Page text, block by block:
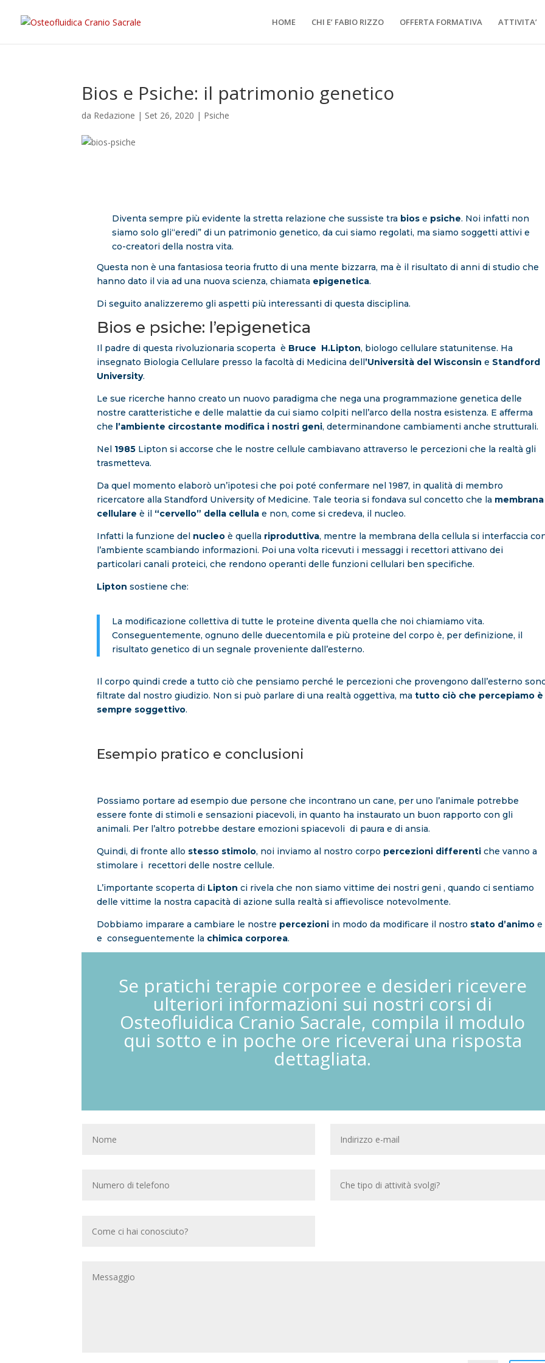
HOME CHI E’ FABIO RIZZO OFFERTA FORMATIVA ATTIVITA’
Bios e Psiche: il patrimonio genetico
da Redazione | Set 26, 2020 | Psiche
Diventa sempre più evidente la stretta relazione che sussiste tra bios e psiche. Noi infatti non
siamo solo gli“eredi” di un patrimonio genetico, da cui siamo regolati, ma siamo soggetti attivi e
co-creatori della nostra vita.
Questa non è una fantasiosa teoria frutto di una mente bizzarra, ma è il risultato di anni di studio che
hanno dato il via ad una nuova scienza, chiamata epigenetica.
Di seguito analizzeremo gli aspetti più interessanti di questa disciplina.
Bios e psiche: l’epigenetica
Il padre di questa rivoluzionaria scoperta è Bruce H.Lipton, biologo cellulare statunitense. Ha
insegnato Biologia Cellulare presso la facoltà di Medicina dell ’Università del Wisconsin e Standford
University.
Le sue ricerche hanno creato un nuovo paradigma che nega una programmazione genetica delle
nostre caratteristiche e delle malattie da cui siamo colpiti nell’arco della nostra esistenza. E afferma
che l’ambiente circostante modifica i nostri geni, determinandone cambiamenti anche strutturali.
Nel 1985 Lipton si accorse che le nostre cellule cambiavano attraverso le percezioni che la realtà gli
trasmetteva.
Da quel momento elaborò un’ipotesi che poi poté confermare nel 1987, in qualità di membro
ricercatore alla Standford University of Medicine. Tale teoria si fondava sul concetto che la membrana
cellulare è il “cervello” della cellula e non, come si credeva, il nucleo.
Infatti la funzione del nucleo è quella riproduttiva, mentre la membrana della cellula si interfaccia
l’ambiente scambiando informazioni. Poi una volta ricevuti i messaggi i recettori attivano dei
particolari canali proteici, che rendono operanti delle funzioni cellulari ben specifiche.
Lipton sostiene che:
La modificazione collettiva di tutte le proteine diventa quella che noi chiamiamo vita.
Conseguentemente, ognuno delle duecentomila e più proteine del corpo è, per definizione, il
risultato genetico di un segnale proveniente dall’esterno.
Il corpo quindi crede a tutto ciò che pensiamo perché le percezioni che provengono dall’esterno
filtrate dal nostro giudizio. Non si può parlare di una realtà oggettiva, matutto ciò che percepiamo è
sempre soggettivo.
Esempio pratico e conclusioni
Possiamo portare ad esempio due persone che incontrano un cane, per uno l’animale potrebbe
essere fonte di stimoli e sensazioni piacevoli, in quanto ha instaurato un buon rapporto con gli
animali. Per l’altro potrebbe destare emozioni spiacevoli di paura e di ansia.
Quindi, di fronte allo stesso stimolo, noi inviamo al nostro corpo percezioni differenti che vanno a
stimolare i recettori delle nostre cellule.
L’importante scoperta di Lipton ci rivela che non siamo vittime dei nostri geni , quando ci sentiamo
delle vittime la nostra capacità di azione sulla realtà si affievolisce notevolmente.
Dobbiamo imparare a cambiare le nostre percezioni in modo da modificare il nostro stato d’animo e
e conseguentemente la chimica corporea.
Se pratichi terapie corporee e desideri ricevere
ulteriori informazioni sui nostri corsi di
Osteofluidica Cranio Sacrale, compila il modulo
qui sotto e in poche ore riceverai una risposta
dettagliata.